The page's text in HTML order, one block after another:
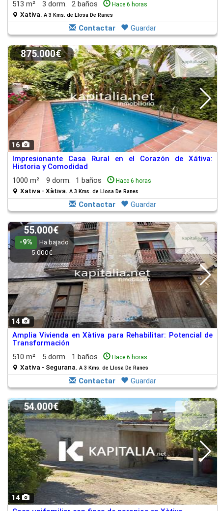
513 m² 3 dorm. 2 baños Hace 6 horas
Xativa. A 3 Kms. de Llosa De Ranes
Contactar Guardar
16
875.000€
Impresionante Casa Rural en el Corazón de Xátiva:
Historia y Comodidad
1000 m²
9 dorm. 1 baños Hace 6 horas
Xativa - Xàtiva. A 3 Kms. de Llosa De Ranes
Contactar Guardar
14
55.000€
-9%
Ha bajado
5.000€
Amplia Vivienda en Xàtiva para Rehabilitar: Potencial de
Transformación
510 m²
5 dorm. 1 baños Hace 6 horas
Xativa - Segurana. A 3 Kms. de Llosa De Ranes
Contactar Guardar
14
54.000€